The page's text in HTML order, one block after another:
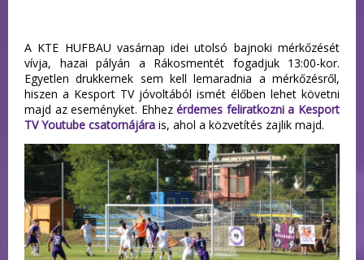
A KTE HUFBAU vasárnap idei utolsó bajnoki mérkőzését
vívja, hazai pályán a Rákosmentét fogadjuk 13:00-kor.
Egyetlen drukkernek sem kell lemaradnia a mérkőzésről,
hiszen a Kesport TV jóvoltából ismét élőben lehet követni
majd az eseményket. Ehhezérdemes feliratkozni a Kesport
TV Youtube csatornájára is, ahol a közvetítés zajlik majd.